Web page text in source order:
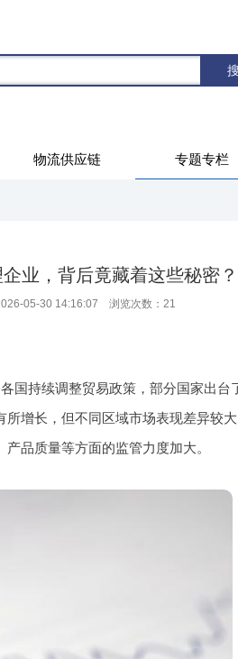
物流供应链 专题专栏
业，背后竟藏着这些秘密？
05-30 14:16:07 浏览次数： 21
国持续调整贸易政策，部分国家出
增长，但不同区域市场表现差异较
品质量等方面的监管力度加大。